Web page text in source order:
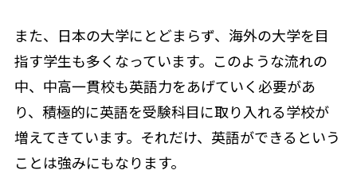
また、日本の大学にとどまらず、海外の大学を目
指す学生も多くなっています。このような流れの
中、中高一貫校も英語力をあげていく必要があ
り、積極的に英語を受験科目に取り入れる学校が
増えてきています。それだけ、英語ができるという
ことは強みにもなります。